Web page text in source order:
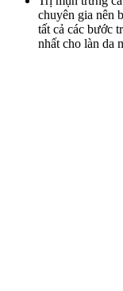
chuyên gia nên
tất cả các bước
nhất cho làn da